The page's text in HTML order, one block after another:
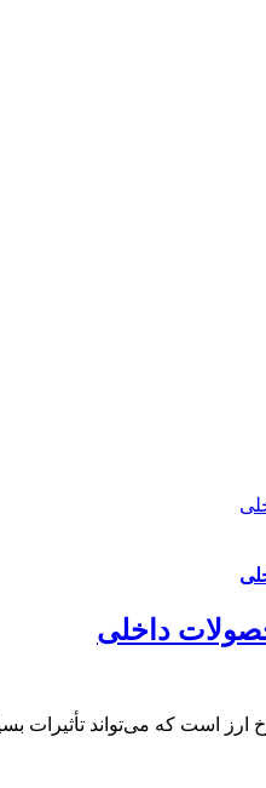
داخلی
ارز است که می‌تواند تأثیرات